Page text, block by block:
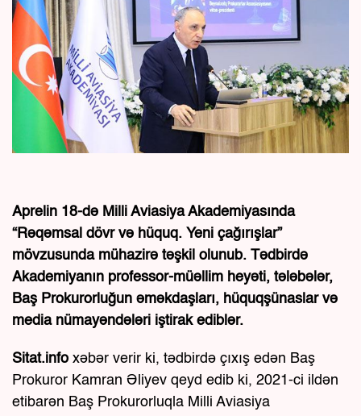
Aprelin 18-də Milli Aviasiya Akademiyasında
“Rəqəmsal dövr və hüquq. Yeni çağırışlar”
mövzusunda mühazirə təşkil olunub. Tədbirdə
Akademiyanın professor-müəllim heyəti, tələbələr,
Baş Prokurorluğun əməkdaşları, hüquqşünaslar və
media nümayəndələri iştirak ediblər.
Sitat.info xəbər verir ki, tədbirdə çıxış edən Baş
Prokuror Kamran Əliyev qeyd edib ki, 2021-ci ildən
etibarən Baş Prokurorluqla Milli Aviasiya